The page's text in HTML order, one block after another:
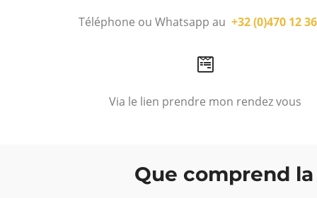
Téléphone ou Whatsapp au +32 (0)470 12
Via le lien prendre mon rendez vous
Que comprend